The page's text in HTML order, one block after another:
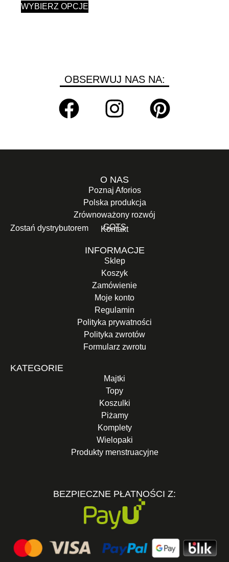
WYBIERZ OPCJE
OBSERWUJ NAS NA:
O NAS
Poznaj Aforios
Polska produkcja
Zrównoważony rozwój
GOTS
Zostań dystrybutorem Kontakt
INFORMACJE
Sklep
Koszyk
Zamówienie
Moje konto
Regulamin
Polityka prywatności
Polityka zwrotów
Formularz zwrotu
KATEGORIE
Majtki
Topy
Koszulki
Piżamy
Komplety
Wielopaki
Produkty menstruacyjne
BEZPIECZNE PŁATNOŚCI Z: